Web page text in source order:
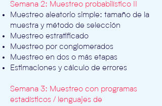
Semana 2: Muestreo probabilístico II
Muestreo aleatorio simple: tamaño de la
muestra y método de selección
Muestreo estratificado
Muestreo por conglomerados
Muestreo en dos o más etapas
Estimaciones y cálculo de errores
Semana 3: Muestreo con programas
estadísticos / lenguajes de